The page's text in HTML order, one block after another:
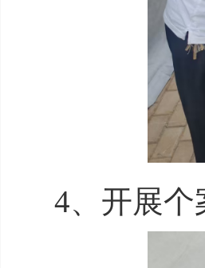
4、开展个